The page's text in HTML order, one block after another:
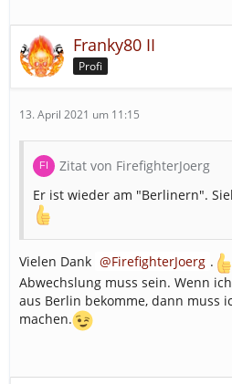
Franky80 II
Profi
13. April 2021 um 11:15
Zitat von FirefighterJoerg
Er ist wieder am "Berlinern".
Vielen Dank FirefighterJoerg .
Abwechslung muss sein. Wenn
aus Berlin bekomme, dann muss
machen.